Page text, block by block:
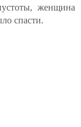
женщина
спасти.